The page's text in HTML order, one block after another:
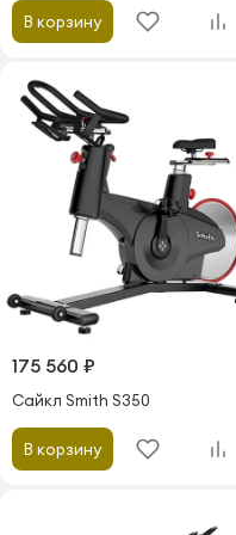
В корзину
175 560 ₽
Сайкл Smith S350
В корзину